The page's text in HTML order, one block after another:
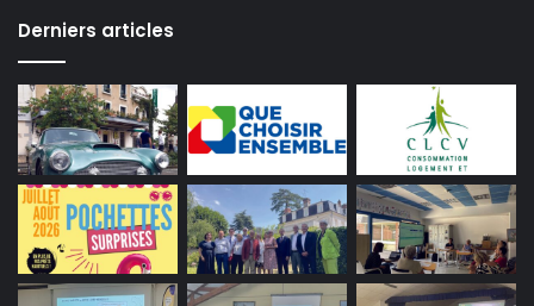
Derniers articles